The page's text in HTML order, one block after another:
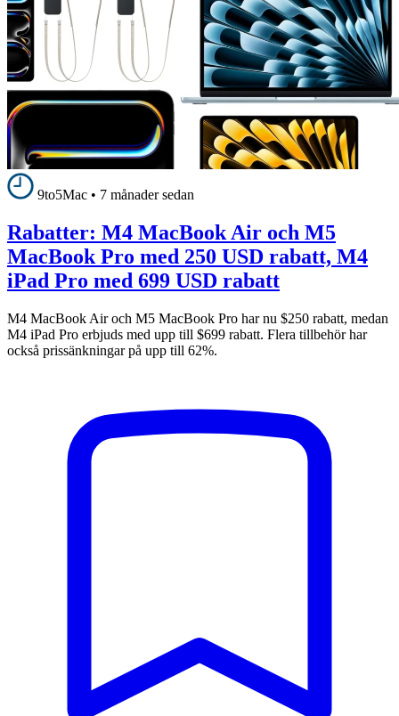
9to5Mac • 7 månader sedan
Rabatter: M4 MacBook Air och M5
MacBook Pro med 250 USD rabatt, M4
iPad Pro med 699 USD rabatt
M4 MacBook Air och M5 MacBook Pro har nu $250 rabatt, medan
M4 iPad Pro erbjuds med upp till $699 rabatt. Flera tillbehör har
också prissänkningar på upp till 62%.